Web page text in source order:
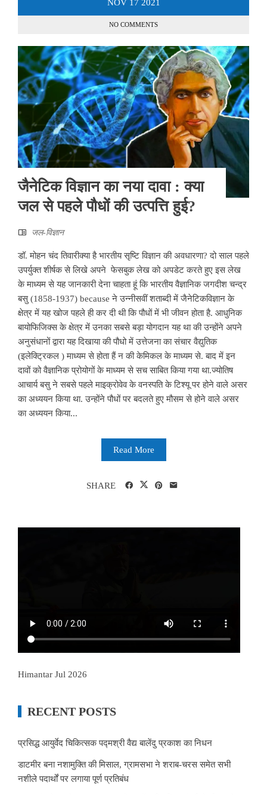
NOV 17 2021
NO COMMENTS
जैनेटिक विज्ञान का नया दावा : क्या
जल से पहले पौधों की उत्पत्ति हुई?
जल-विज्ञान
डॉ. मोहन चंद तिवारीक्या है भारतीय सृष्टि विज्ञान की अवधारणा? दो साल पहले
उपर्युक्त शीर्षक से लिखे अपने फेसबुक लेख को अपडेट करते हुए इस लेख
के माध्यम से यह जानकारी देना चाहता हूं कि भारतीय वैज्ञानिक जगदीश चन्द्र
बसु (1858-1937) because ने उन्नीसवीं शताब्दी में जैनेटिकविज्ञान के
क्षेत्र में यह खोज पहले ही कर दी थी कि पौधों में भी जीवन होता है. आधुनिक
बायोफिजिक्स के क्षेत्र में उनका सबसे बड़ा योगदान यह था की उन्होंने अपने
अनुसंधानों द्वारा यह दिखाया की पौधो में उत्तेजना का संचार वैद्युतिक
(इलेक्ट्रिकल ) माध्यम से होता हैं न की केमिकल के माध्यम से. बाद में इन
दावों को वैज्ञानिक प्रोयोगों के माध्यम से सच साबित किया गया था.ज्योतिष
आचार्य बसु ने सबसे पहले माइक्रोवेव के वनस्पति के टिश्यू पर होने वाले असर
का अध्ययन किया था. उन्होंने पौधों पर बदलते हुए मौसम से होने वाले असर
का अध्ययन किया...
Read More
SHARE
Himantar Jul 2026
RECENT POSTS
प्रसिद्ध आयुर्वेद चिकित्सक पद्मश्री वैद्य बालेंदु प्रकाश का निधन
डाटमीर बना नशामुक्ति की मिसाल, ग्रामसभा ने शराब-चरस समेत सभी
नशीले पदार्थों पर लगाया पूर्ण प्रतिबंध